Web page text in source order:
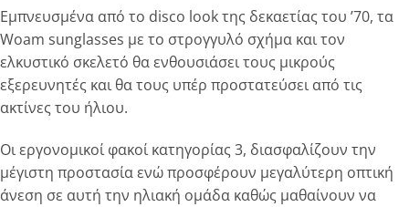
Εμπνευσμένα από το disco look της δεκαετίας του ’70, τα
Woam sunglasses με το στρογγυλό σχήμα και τον
ελκυστικό σκελετό θα ενθουσιάσει τους μικρούς
εξερευνητές και θα τους υπέρ προστατεύσει από τις
ακτίνες του ήλιου.
Οι εργονομικοί φακοί κατηγορίας 3, διασφαλίζουν την
μέγιστη προστασία ενώ προσφέρουν μεγαλύτερη οπτική
άνεση σε αυτή την ηλιακή ομάδα καθώς μαθαίνουν να